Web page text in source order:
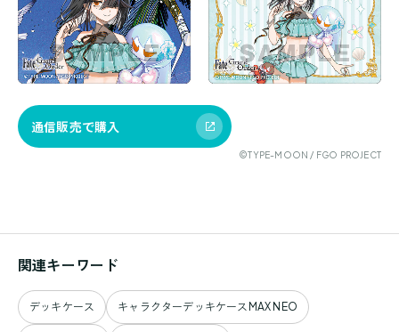
通信販売で購入
©TYPE-MOON / FGO PROJECT
関連キーワード
デッキケース キャラクターデッキケースMAX NEO